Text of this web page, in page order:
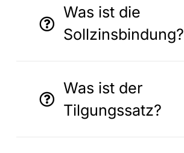
Was ist die
Sollzinsbindung?
Was ist der
Tilgungssatz?